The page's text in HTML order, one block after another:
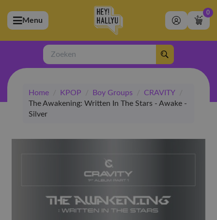
(Artiesten)
(Merchandise)
(Exclusive)
(Winkel)
Menu
0
Zoeken
Home / KPOP / Boy Groups / CRAVITY
/
The Awakening: Written In The Stars - Awake -
Silver